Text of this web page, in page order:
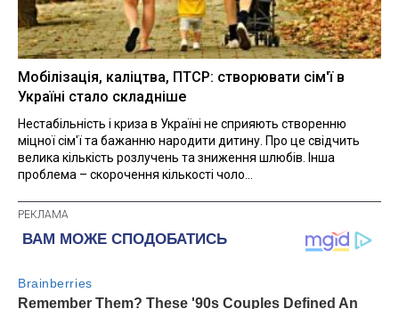
Мобілізація, каліцтва, ПТСР: створювати сім'ї в
Україні стало складніше
Нестабільність і криза в Україні не сприяють створенню
міцної сім'ї та бажанню народити дитину. Про це свідчить
велика кількість розлучень та зниження шлюбів. Інша
проблема – скорочення кількості чоло...